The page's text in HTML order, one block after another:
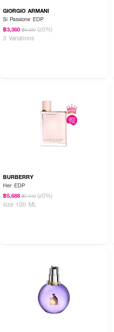
GIORGIO ARMANI
Si Passione EDP
฿3,360 ฿4,200 (20%)
3 Variations
BURBERRY
Her EDP
฿5,688 ฿7,110 (20%)
size 100 ML